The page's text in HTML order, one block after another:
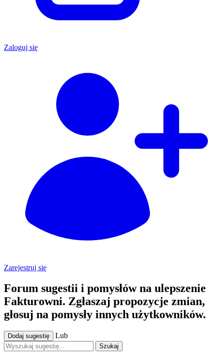
Zaloguj się
Zarejestruj się
Forum sugestii i pomysłów na ulepszenie
Fakturowni. Zgłaszaj propozycje zmian,
głosuj na pomysły innych użytkowników.
Dodaj sugestię Lub
Szukaj